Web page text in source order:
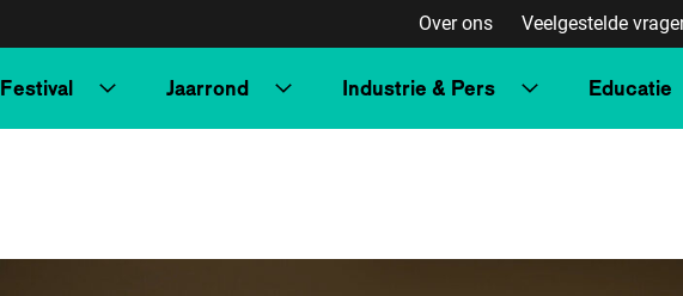
Over ons Veelgestelde
Festival Jaarrond Industrie & Pers Educatie